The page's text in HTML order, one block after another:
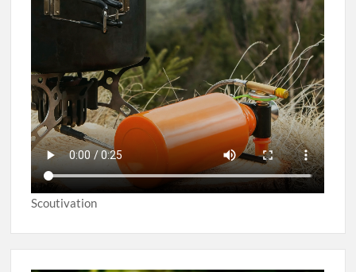
Scoutivation